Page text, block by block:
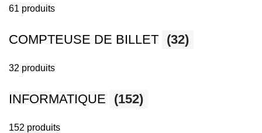
61 produits
COMPTEUSE DE BILLET (32)
32 produits
INFORMATIQUE (152)
152 produits